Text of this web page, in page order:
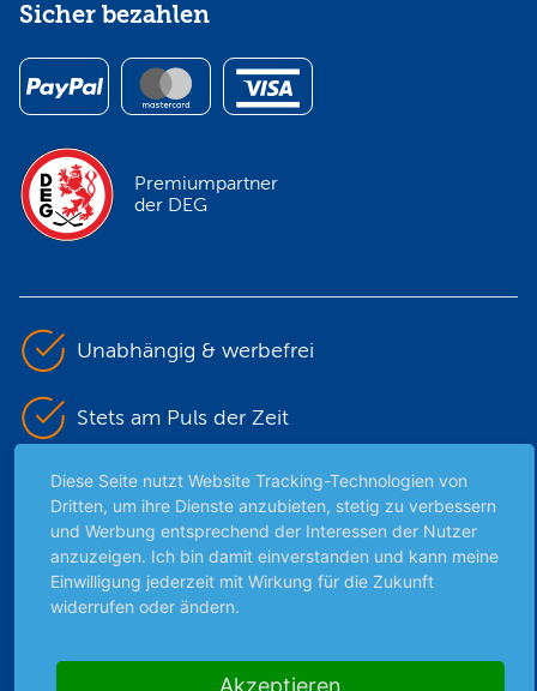
Sicher bezahlen
Premiumpartner
der DEG
Unabhängig & werbefrei
Stets am Puls der Zeit
Schutz persönlicher Daten
Sicher mit SSL-Verschlüsselung
Diese Seite nutzt Website Tracking-Technologien von
Dritten, um ihre Dienste anzubieten, stetig zu verbessern
und Werbung entsprechend der Interessen der Nutzer
anzuzeigen. Ich bin damit einverstanden und kann meine
Einwilligung jederzeit mit Wirkung für die Zukunft
widerrufen oder ändern.
Akzeptieren